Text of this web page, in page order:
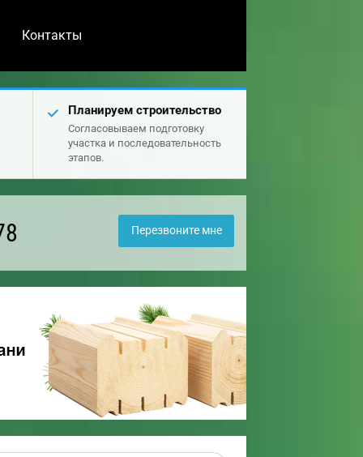
Контакты
Планируем строительство
Согласовываем подготовку
участка и последовательность
этапов.
Перезвоните мне